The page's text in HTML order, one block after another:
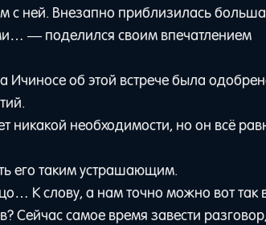
с ней. Внезапно приблизилась
— поделился своим впечатлением
Ичиносе об этой встрече была
никакой необходимости, но он всё
его таким устрашающим.
К слову, а нам точно можно вот так
Сейчас самое время завести